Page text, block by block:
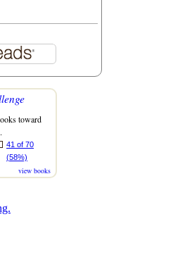
toward
41 of 70
(58%)
view books